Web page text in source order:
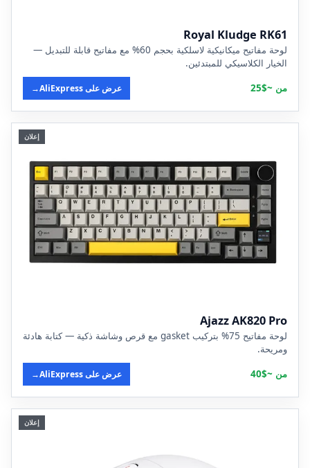
Royal Kludge RK61
لوحة مفاتيح ميكانيكية لاسلكية بحجم 60% مع مفاتيح قابلة للتبديل —
الخيار الكلاسيكي للمبتدئين.
من ~$25
عرض على AliExpress →
إعلان
Ajazz AK820 Pro
لوحة مفاتيح 75% بتركيب gasket مع قرص وشاشة ذكية — كتابة هادئة
ومريحة.
من ~$40
عرض على AliExpress →
إعلان